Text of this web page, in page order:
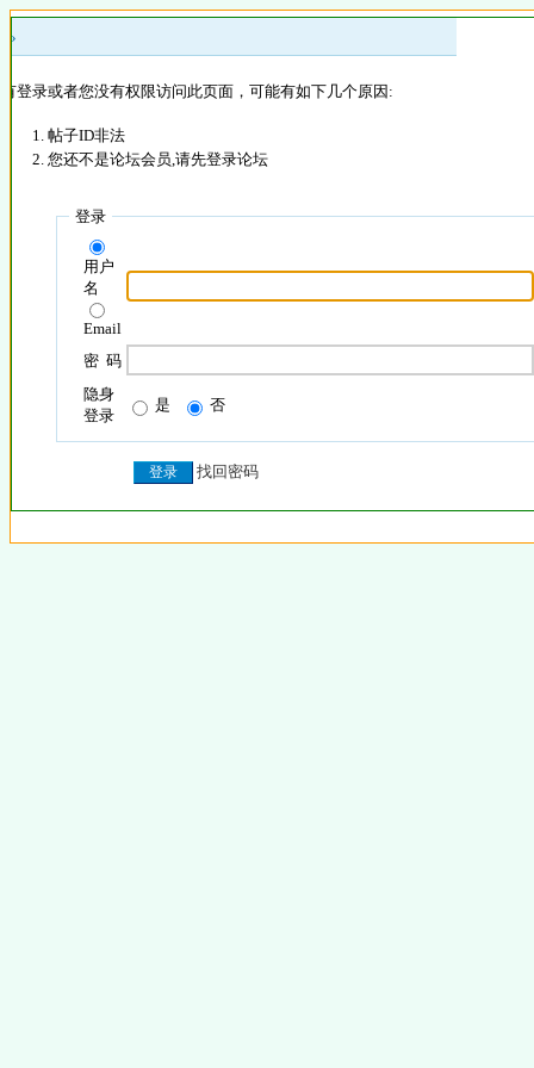
»
登录或者您没有权限访问此页面，可能有如下几个原因:
帖子ID非法
您还不是论坛会员,请先登录论坛
登录
用户
名
Email
密 码
隐身
登录
是 否
找回密码